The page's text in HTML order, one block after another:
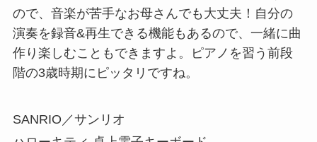
ので、音楽が苦手なお母さんでも大丈夫！自分の
演奏を録音&再生できる機能もあるので、一緒に曲
作り楽しむこともできますよ。ピアノを習う前段
階の3歳時期にピッタリですね。
SANRIO／サンリオ